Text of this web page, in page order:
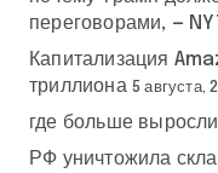
переговорами, —
Капитализация
триллиона 5 августа,
где больше
РФ уничтожила